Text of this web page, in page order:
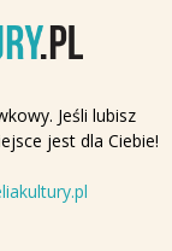
Jeśli lubisz
jest dla Ciebie!